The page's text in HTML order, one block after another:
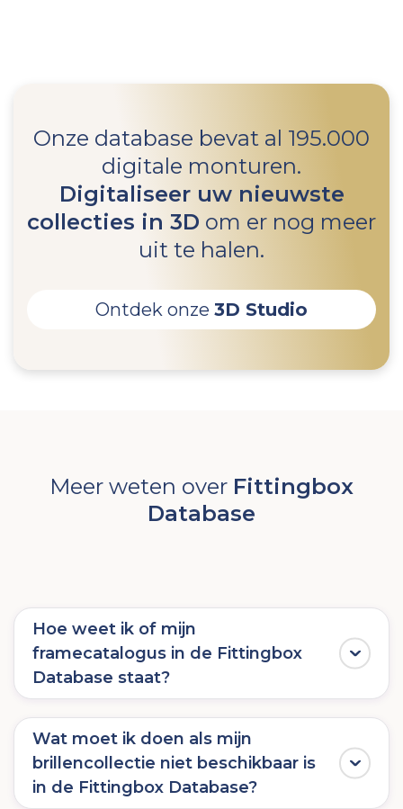
Onze database bevat al 195.000
digitale monturen.
Digitaliseer uw nieuwste
collecties in 3D om er nog meer
uit te halen.
Ontdek onze 3D Studio
Meer weten over Fittingbox
Database
Hoe weet ik of mijn
framecatalogus in de Fittingbox
Database staat?
met de Fittingbox Database om te bepalen welke
monturen al beschikbaar zijn als 3D-activa voor
virtueel passenof andere digitale toepassingen.
Wat moet ik doen als mijn
brillencollectie niet beschikbaar is
in de Fittingbox Database?